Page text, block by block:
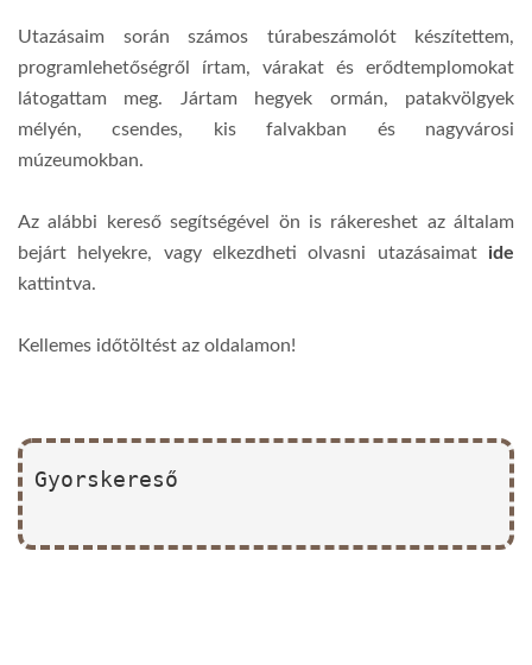
Utazásaim során számos túrabeszámolót készítettem,
programlehetőségről írtam, várakat és erődtemplomokat
látogattam meg. Jártam hegyek ormán, patakvölgyek
mélyén, csendes, kis falvakban és nagyvárosi
múzeumokban.
Az alábbi kereső segítségével ön is rákereshet az általam
bejárt helyekre, vagy elkezdheti olvasni utazásaimat ide
kattintva.
Kellemes időtöltést az oldalamon!
Gyorskereső